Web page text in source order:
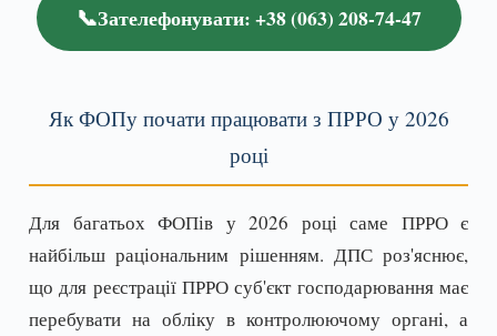
📞Зателефонувати: +38 (063) 208-74-47
Як ФОПу почати працювати з ПРРО у 2026
році
Для багатьох ФОПів у 2026 році саме ПРРО є
найбільш раціональним рішенням. ДПС роз'яснює,
що для реєстрації ПРРО суб'єкт господарювання має
перебувати на обліку в контролюючому органі, а